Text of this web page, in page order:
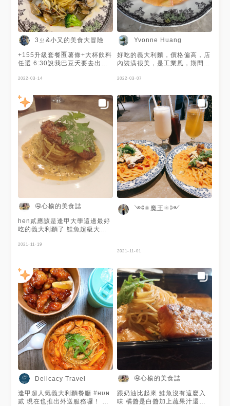
3ㄓ&小又的美食大冒險
+155升級套餐🈶️薯條+大杯飲料
任選 6:30說我巴豆夭要去出門
到餐廳門口 快9.總算吃到飯
第一次約會可以吃義式餐廳（沒
為什麼94我覺得不會雷？🤣
2022-03-14
Yvonne Huang
好吃的義大利麵，價格偏高，店
內裝潢很美，是工業風，期間限
濃的草莓香氣，十分順口的牛奶
2022-03-07
🤤心榆的美食誌
hen貳應該是逢甲大學這邊最好
吃的義大利麵了 鮭魚超級大塊
了這麼多次 果然還是這裡的調
2021-11-19
༺⚛︎魔王⚛︎༻
2021-11-01
Delicacy Travel
逢甲超人氣義大利麵餐廳 #ʜᴜɴ
貳 現在也推出外送服務囉！ 只
🤤心榆的美食誌
跟奶油比起來 鮭魚沒有這麼入
味 橘醬是白醬加上蔬果汁還有